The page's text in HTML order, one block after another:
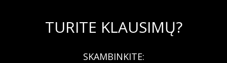
TURITE KLAUSIMŲ?
SKAMBINKITE: